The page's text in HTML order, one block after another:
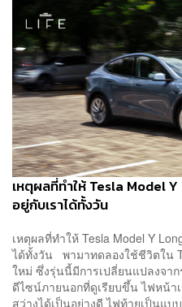
เหตุผลที่ทำให้ Tesla Model
อยู่กับเราได้ทั้งวัน
เหตุผลที่ทำให้ Tesla Model Y
ได้ทั้งวัน พามาทดลองใช้ชีวิตใน
ใหม่ ซึ่งรุ่นนี้มีการเปลี่ยนแปลงจา
ดีไซน์ภายนอกที่ดูเรียบขึ้น ไฟหน้า
สว่างได้เป็นอย่างดี ไฟท้ายเป็นแ